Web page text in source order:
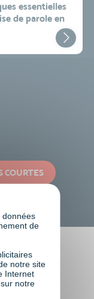
essentielles
de parole en
COURTES
données
de
notre site
Internet
notre